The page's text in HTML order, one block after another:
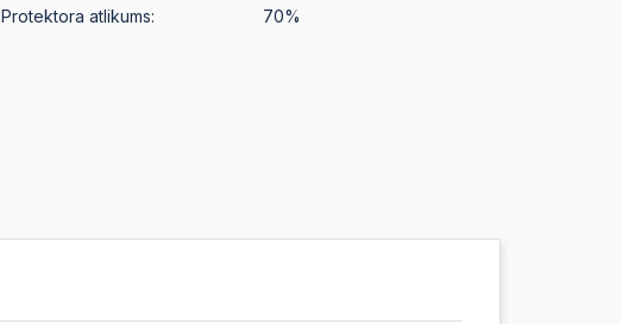
Protektora atlikums:
70%